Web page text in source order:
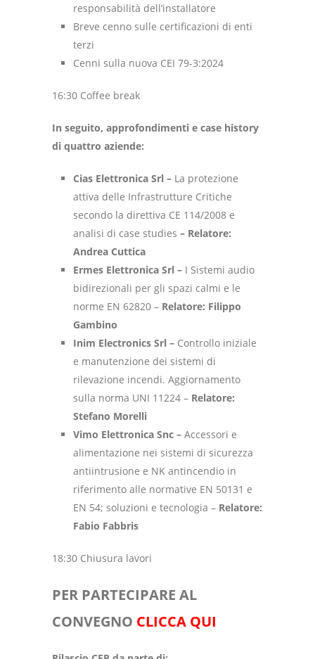
responsabilità dell’installatore
Breve cenno sulle certificazioni di enti
terzi
Cenni sulla nuova CEI 79-3:2024
16:30 Coffee break
In seguito, approfondimenti e case history
di quattro aziende:
Cias Elettronica Srl – La protezione
attiva delle Infrastrutture Critiche
secondo la direttiva CE 114/2008 e
analisi di case studies – Relatore:
Andrea Cuttica
Ermes Elettronica Srl – I Sistemi audio
bidirezionali per gli spazi calmi e le
norme EN 62820 – Relatore: Filippo
Gambino
Inim Electronics Srl – Controllo iniziale
e manutenzione dei sistemi di
rilevazione incendi. Aggiornamento
sulla norma UNI 11224 – Relatore:
Stefano Morelli
Vimo Elettronica Snc – Accessori e
alimentazione nei sistemi di sicurezza
antiintrusione e NK antincendio in
riferimento alle normative EN 50131 e
EN 54; soluzioni e tecnologia – Relatore:
Fabio Fabbris
18:30 Chiusura lavori
PER PARTECIPARE AL
CONVEGNO CLICCA QUI